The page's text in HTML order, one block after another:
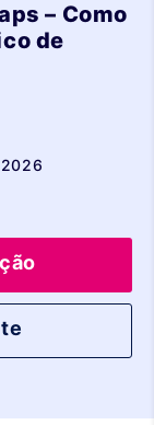
– Como
de